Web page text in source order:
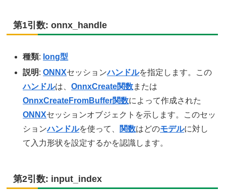
第1引数: onnx_handle
種類: long型
説明:ONNXセッションハンドルを指定します。この
ハンドルは、OnnxCreate関数または
OnnxCreateFromBuffer関数によって作成された
ONNXセッションオブジェクトを示します。このセッ
ションハンドルを使って、 関数はどのモデルに対し
て入力形状を設定するかを認識します。
第2引数: input_index